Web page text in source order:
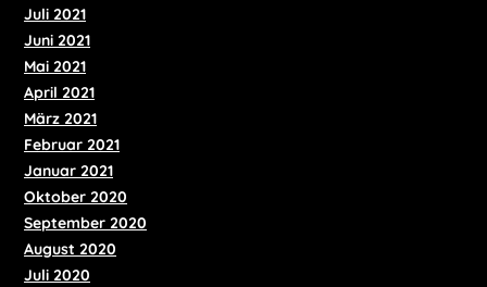
Juli 2021
Juni 2021
Mai 2021
April 2021
März 2021
Februar 2021
Januar 2021
Oktober 2020
September 2020
August 2020
Juli 2020